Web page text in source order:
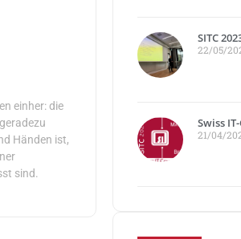
einher: die
Händen ist,
sind.
SITC
22/05/
Swiss
21/04/